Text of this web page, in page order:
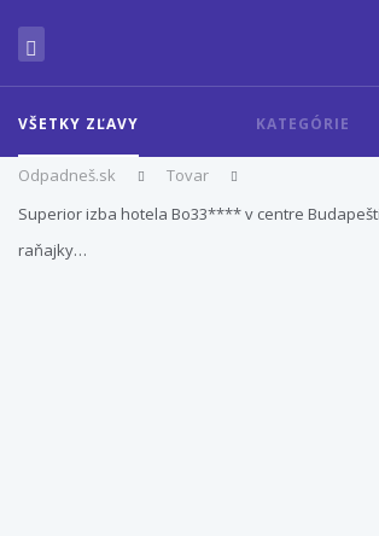
VŠETKY ZĽAVY KATEGÓRIE
Odpadneš.sk
Tovar
Superior izba hotela Bo33**** v centre
raňajky…